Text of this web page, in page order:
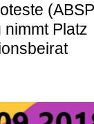
nimmt Platz